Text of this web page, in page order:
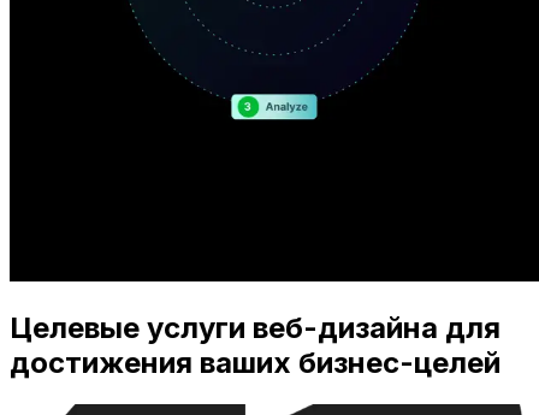
Целевые услуги веб-дизайна для
достижения ваших бизнес-целей